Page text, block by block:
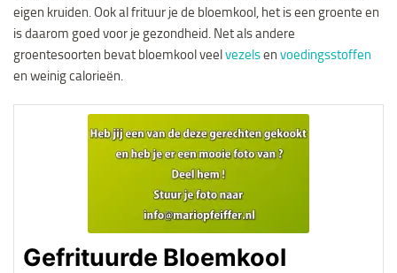
eigen kruiden. Ook al frituur je de bloemkool, het is een groente en
is daarom goed voor je gezondheid. Net als andere
groentesoorten bevat bloemkool veelvezelsen voedingsstoffen
en weinig calorieën.
Gefrituurde Bloemkool